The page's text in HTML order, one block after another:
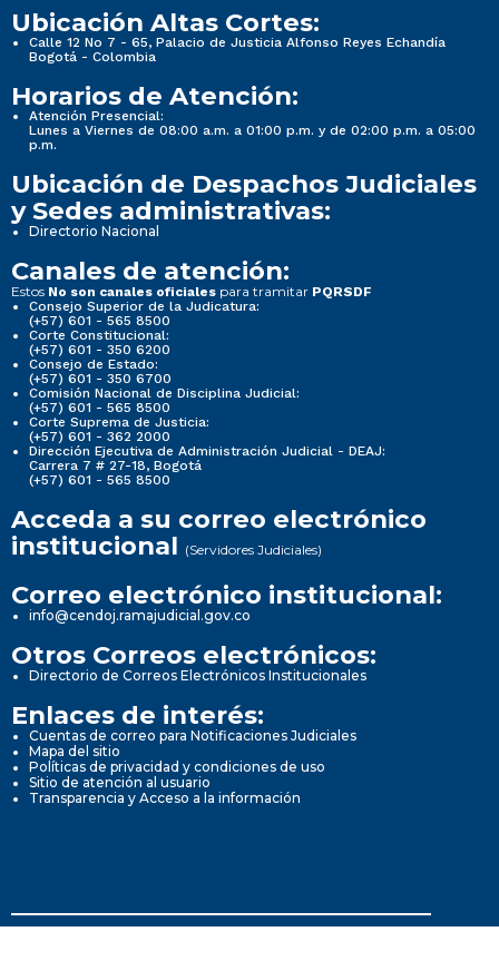
Ubicación Altas Cortes:
Calle 12 No 7 - 65, Palacio de Justicia Alfonso Reyes Echandía
Bogotá - Colombia
Horarios de Atención:
Atención Presencial:
Lunes a Viernes de 08:00 a.m. a 01:00 p.m. y de 02:00 p.m. a 05:00
p.m.
Ubicación de Despachos Judiciales
y Sedes administrativas:
Directorio Nacional
Canales de atención:
Estos No son canales oficiales para tramitar PQRSDF
Consejo Superior de la Judicatura:
(+57) 601 - 565 8500
Corte Constitucional:
(+57) 601 - 350 6200
Consejo de Estado:
(+57) 601 - 350 6700
Comisión Nacional de Disciplina Judicial:
(+57) 601 - 565 8500
Corte Suprema de Justicia:
(+57) 601 - 362 2000
Dirección Ejecutiva de Administración Judicial - DEAJ:
Carrera 7 # 27-18, Bogotá
(+57) 601 - 565 8500
Acceda a su correo electrónico
institucional (Servidores Judiciales)
Correo electrónico institucional:
info@cendoj.ramajudicial.gov.co
Otros Correos electrónicos:
Directorio de Correos Electrónicos Institucionales
Enlaces de interés:
Cuentas de correo para Notificaciones Judiciales
Mapa del sitio
Políticas de privacidad y condiciones de uso
Sitio de atención al usuario
Transparencia y Acceso a la información